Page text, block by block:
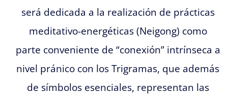
será dedicada a la realización de prácticas
meditativo-energéticas (Neigong) como
parte conveniente de “conexión” intrínseca a
nivel pránico con los Trigramas, que además
de símbolos esenciales, representan las